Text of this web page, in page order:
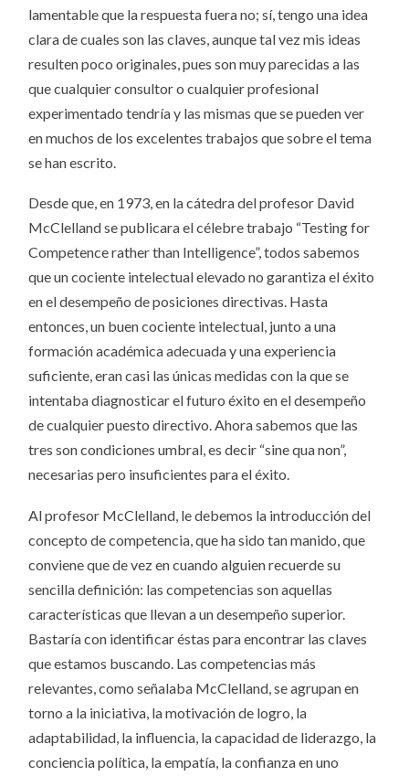
lamentable que la respuesta fuera no; sí, tengo una idea
clara de cuales son las claves, aunque tal vez mis ideas
resulten poco originales, pues son muy parecidas a las
que cualquier consultor o cualquier profesional
experimentado tendría y las mismas que se pueden ver
en muchos de los excelentes trabajos que sobre el tema
se han escrito.
Desde que, en 1973, en la cátedra del profesor David
McClelland se publicara el célebre trabajo “Testing for
Competence rather than Intelligence”, todos sabemos
que un cociente intelectual elevado no garantiza el éxito
en el desempeño de posiciones directivas. Hasta
entonces, un buen cociente intelectual, junto a una
formación académica adecuada y una experiencia
suficiente, eran casi las únicas medidas con la que se
intentaba diagnosticar el futuro éxito en el desempeño
de cualquier puesto directivo. Ahora sabemos que las
tres son condiciones umbral, es decir “sine qua non”,
necesarias pero insuficientes para el éxito.
Al profesor McClelland, le debemos la introducción del
concepto de competencia, que ha sido tan manido, que
conviene que de vez en cuando alguien recuerde su
sencilla definición: las competencias son aquellas
características que llevan a un desempeño superior.
Bastaría con identificar éstas para encontrar las claves
que estamos buscando. Las competencias más
relevantes, como señalaba McClelland, se agrupan en
torno a la iniciativa, la motivación de logro, la
adaptabilidad, la influencia, la capacidad de liderazgo, la
conciencia política, la empatía, la confianza en uno